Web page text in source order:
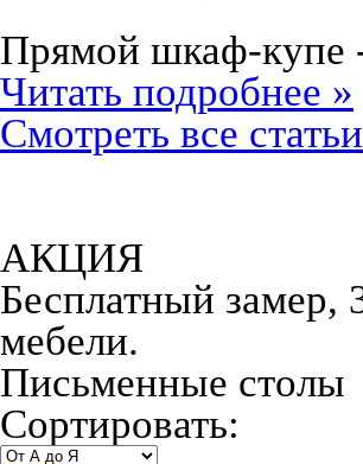
Прямой шкаф-купе
Читать подробнее »
Смотреть все статьи
АКЦИЯ
Бесплатный замер,
мебели.
Письменные столы
Сортировать: